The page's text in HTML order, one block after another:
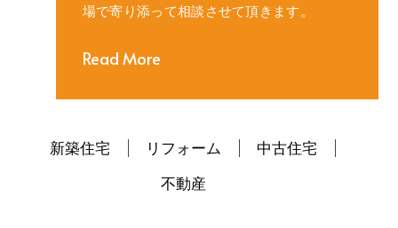
場で寄り添って相談させて頂きます。
Read More
新築住宅 リフォーム
中古住宅
不動産